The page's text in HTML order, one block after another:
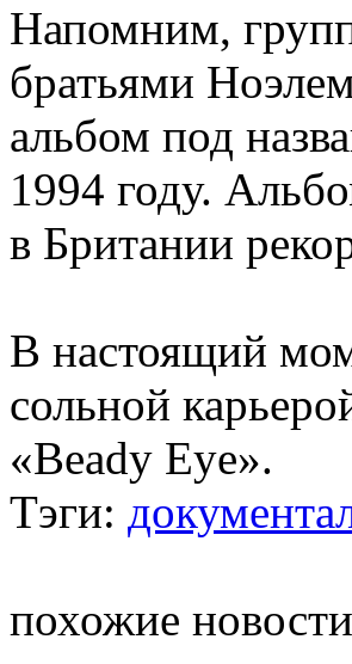
Напомним,
братьями
альбом под
1994 году.
в Британии
В настоящий
сольной
«Beady Eye».
Тэги:
похожие новости